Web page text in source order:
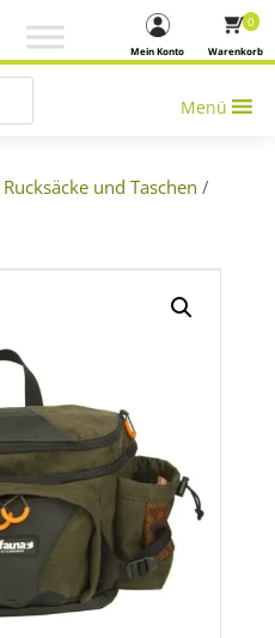
Warenkorb
0
Mein Konto
Menü
Rucksäcke und Taschen /